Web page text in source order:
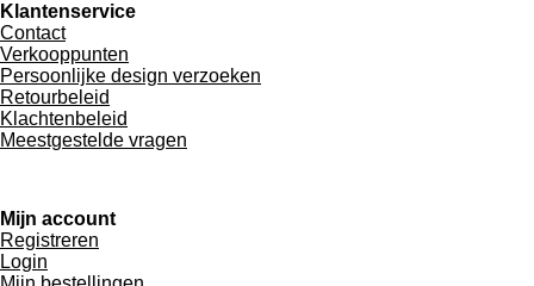
Klantenservice
Contact
Verkooppunten
Persoonlijke design verzoeken
Retourbeleid
Klachtenbeleid
Meestgestelde vragen
Mijn account
Registreren
Login